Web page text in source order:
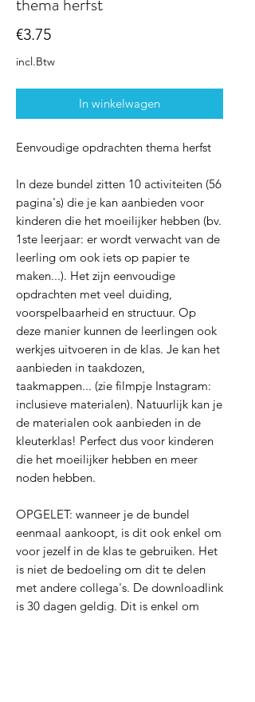
€3.75Prijs
incl.Btw
In winkelwagen
Eenvoudige opdrachten thema herfst
In deze bundel zitten 10 activiteiten (56
pagina's) die je kan aanbieden voor
kinderen die het moeilijker hebben (bv.
1ste leerjaar: er wordt verwacht van de
leerling om ook iets op papier te
maken...). Het zijn eenvoudige
opdrachten met veel duiding,
voorspelbaarheid en structuur. Op
deze manier kunnen de leerlingen ook
werkjes uitvoeren in de klas. Je kan het
aanbieden in taakdozen,
taakmappen... (zie filmpje Instagram:
inclusieve materialen). Natuurlijk kan je
de materialen ook aanbieden in de
kleuterklas! Perfect dus voor kinderen
die het moeilijker hebben en meer
noden hebben.
OPGELET: wanneer je de bundel
eenmaal aankoopt, is dit ook enkel om
voor jezelf in de klas te gebruiken. Het
is niet de bedoeling om dit te delen
met andere collega's. De downloadlink
is 30 dagen geldig. Dit is enkel om